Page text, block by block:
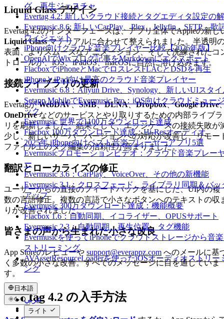
グ、再生ジェスチャ
Evertag 4.2: 新しいクラウド接続とタグエディタ設定の
Evermusic 8.6: 新しいCarPlay、Plex、Jellyfin、SFTP、歌
ウィジェット
iPhone向けクラウド音楽プレイヤー比較【2026年版】
OpenAIでWixブログ記事をMarkdownにエクスポート
FlacboxでiPhoneとMacでロスレスFLACとDSDを再生
iPhoneとiPad向け最高のクラウド音楽プレイヤー
Evermusic 6.8：Aliyun Drive、Synology、新しいUIスタ
Setapp MobileでEvermusic Pro：iOS向けクラウドミュー
ック
Evermusic 世界で1100万ダウンロード達成
Flacbox 100万ダウンロード達成：Hi-Resオーディオ
2025年 iPhone向けベスト音楽プレーヤーアプリ5選
Evermusicプロモーションビデオ：クラウド音楽プレー
ー
Evermusic 3.6：CarPlay、VoiceOver、その他の新機能
Evermusic 3.1：クロスフェード、ライブラリ同期＆バッ
アップ
Evermusic 300万ダウンロード達成：機能概要
Flacbox 1.6：自動同期、イコライザー、OPUSサポート
Evermusic 2.3：自動同期、再生位置、タグ機能
Evermusicを使ってiPhoneでクラウドストレージから音
ストリーミング
AVAssetResourceLoaderを使ったiOSオーディオストリー
ング
日本語
عربي
Català
Čeština
ライト
Liquid Glass デザイン
Evertag 4.2のインターフェースは、アプリ全体でAppleの新し
Liquid Glassマテリアルに合わせて整えられました。半透明
表面、よりスムーズなアニメーション、そして洗練されたコ
トロールが、iOS、iPadOS、macOSに自然に溶け込みます。
接続ライブラリの更新
EvertagがWebDAV、SMB、DLNA、Dropbox、Google Drive
OneDriveなどのサービスとやり取りするための内部ライブラ
リを刷新しました。結果として、エッジケースの接続失敗が
少し、新しいサーバーバージョンへの対応が改善し、リモー
ファイル上のタグ編集の信頼性が高まりました。
翻訳とローカライズの修正
ユーザーからの直接のフィードバックを基にした、UI内の複
数の言語修正。複数の言語で小さなボタンへのテキストの収
りが改善されました。
皆さまの声から生まれた小さな改良
App Storeのレビューや support@everappz.com へのメールに基
く多数の小さな改善。すべてのメッセージに目を通していま
す。
Evertag 4.2 の入手方法